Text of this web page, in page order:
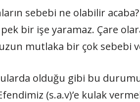
sebebi ne olabilir
bir işe yaramaz. Çare
mutlaka bir çok sebebi
olduğu gibi bu
(s.a.v)’e kulak